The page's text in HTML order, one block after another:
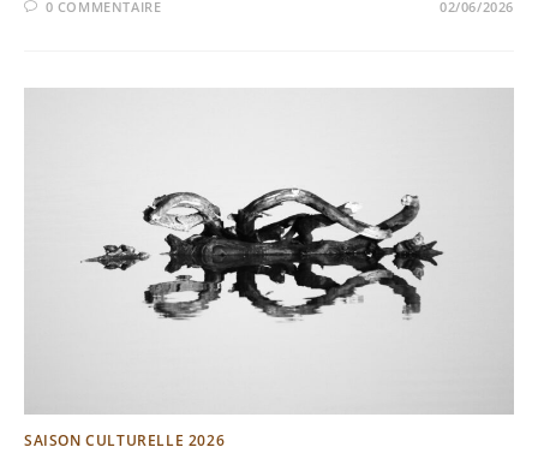
0 COMMENTAIRE 02/06/2026
SAISON CULTURELLE 2026